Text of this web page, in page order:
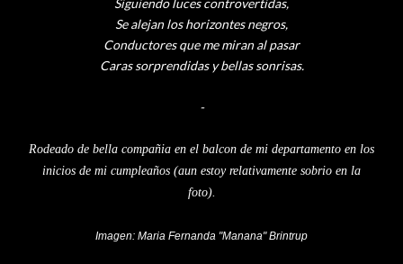
Siguiendo luces controvertidas,
Se alejan los horizontes negros,
Conductores que me miran al pasar
Caras sorprendidas y bellas sonrisas.
-
Rodeado de bella compañia en el balcon de mi departamento en los
inicios de mi cumpleaños (aun estoy relativamente sobrio en la
foto).
Imagen: Maria Fernanda "Manana" Brintrup